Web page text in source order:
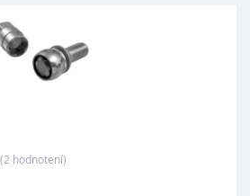
(2 hodnotení)